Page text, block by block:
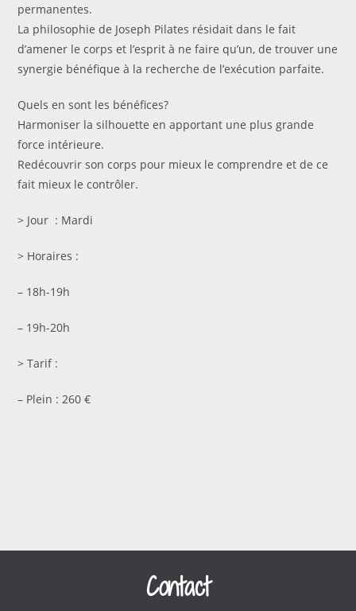
permanentes.
La philosophie de Joseph Pilates résidait dans le fait
d’amener le corps et l’esprit à ne faire qu’un, de trouver une
synergie bénéfique à la recherche de l’exécution parfaite.
Quels en sont les bénéfices?
Harmoniser la silhouette en apportant une plus grande
force intérieure.
Redécouvrir son corps pour mieux le comprendre et de ce
fait mieux le contrôler.
> Jour : Mardi
> Horaires :
– 18h-19h
– 19h-20h
> Tarif :
– Plein : 260 €
Contact